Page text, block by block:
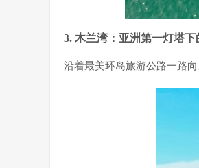
3. 木兰湾：亚洲第一灯塔
沿着最美环岛旅游公路一路向